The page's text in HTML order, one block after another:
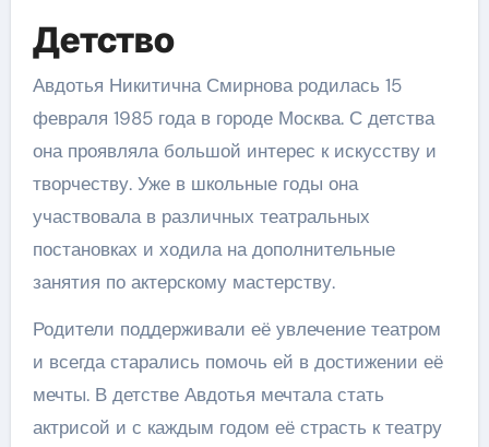
Детство
Авдотья Никитична Смирнова родилась 15
февраля 1985 года в городе Москва. С детства
она проявляла большой интерес к искусству и
творчеству. Уже в школьные годы она
участвовала в различных театральных
постановках и ходила на дополнительные
занятия по актерскому мастерству.
Родители поддерживали её увлечение театром
и всегда старались помочь ей в достижении её
мечты. В детстве Авдотья мечтала стать
актрисой и с каждым годом её страсть к театру